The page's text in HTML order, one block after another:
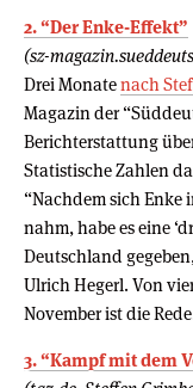
2. “Der Enke-Effekt”
(sz-
Drei Monatenach
Magazin der
Berichterstattung
Statistische Zahlen
“Nachdem sich Enke
nahm, habe es eine
Deutschland
Ulrich Hegerl. Von
November ist die
3. “Kampf mit dem